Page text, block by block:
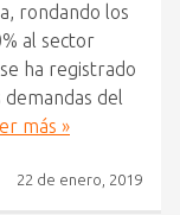
rondando los
al sector
ha registrado
del
más »
22 de enero, 2019